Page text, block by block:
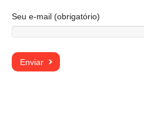
Seu e-mail (obrigatório)